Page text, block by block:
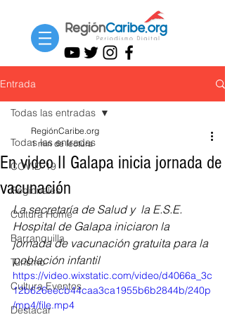
Entrada
Todas las entradas
COVID-19
Regionales
Cultura Home
Barranquilla
Turismo
Cultura Eventos
Destacar
Todas las entradas
En video II Galapa inicia jornada de
vacunación
RegiónCaribe.org
1 min de lectura
La secretaría de Salud y  la E.S.E.
Hospital de Galapa iniciaron la
jornada de vacunación gratuita para la
población infantil
https://video.wixstatic.com/video/d4066a_3c
12b626eecb44caa3ca1955b6b2844b/240p
/mp4/file.mp4